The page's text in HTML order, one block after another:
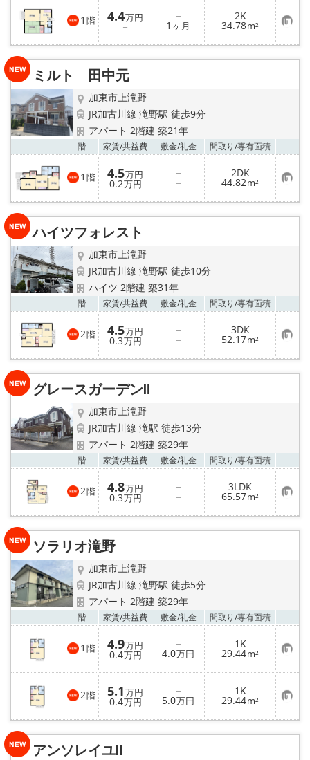
1 階 4.4万円
－
－
1 ヶ月
2K
34.78m² お
気
に
り
ミルト 田中元
加東市上滝野
JR加古川線 滝野駅 徒歩9分
アパート 2階建 築21年
階 家賃/共益費 敷金/礼金 間取り/専有面積
1 階 4.5万円
0.2万円
－
－
2DK
44.82m² お
気
に
り
ハイツフォレスト
加東市上滝野
JR加古川線 滝野駅 徒歩10分
ハイツ 2階建 築31年
階 家賃/共益費 敷金/礼金 間取り/専有面積
2階 4.5万円
0.3万円
－
－
3DK
52.17m² お
気
に
り
グレースガーデンⅡ
加東市上滝野
JR加古川線 滝駅 徒歩13分
アパート 2階建 築29年
階 家賃/共益費 敷金/礼金 間取り/専有面積
2階 4.8万円
0.3万円
－
－
3LDK
65.57m² お
気
に
り
ソラリオ滝野
加東市上滝野
JR加古川線 滝野駅 徒歩5分
アパート 2階建 築29年
階 家賃/共益費 敷金/礼金 間取り/専有面積
1 階 4.9万円
0.4万円
－
4.0万円
1K
29.44m² お
気
に
入
り
登
録
2階 5.1万円
0.4万円
－
5.0万円
1K
29.44m² お
気
に
り
アンソレイユⅡ